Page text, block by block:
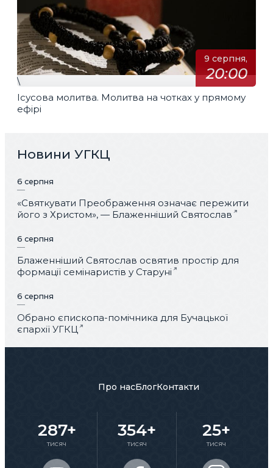
9 серпня,
20:00
\
Ісусова молитва. Молитва на чотках у прямому
ефірі
Новини УГКЦ
6 серпня
«Святкувати Преображення означає пережити
його з Христом», — Блаженніший Святослав
6 серпня
Блаженніший Святослав освятив простір для
формації семінаристів у Старуні
6 серпня
Обрано єпископа-помічника для Бучацької
єпархії УГКЦ
Про насБлогКонтакти
287+
тисяч
354+
тисяч
25+
тисяч